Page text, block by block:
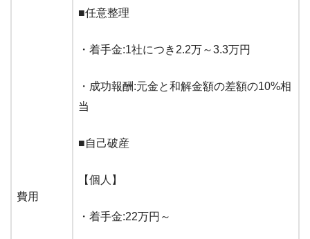
費用
■任意整理
・着手金:1社につき2.2万～3.3万円
・成功報酬:元金と和解金額の差額の10%相
当
■自己破産
【個人】
・着手金:22万円～